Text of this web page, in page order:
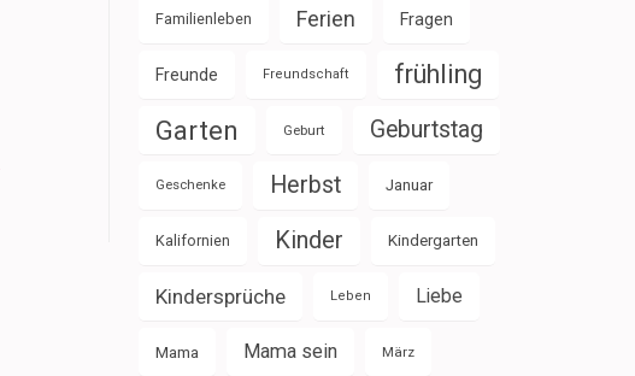
Familienleben Ferien Fragen
Freunde Freundschaft frühling
Garten Geburt Geburtstag
Geschenke Herbst Januar
Kalifornien Kinder Kindergarten
Kindersprüche Leben Liebe
Mama Mama sein März